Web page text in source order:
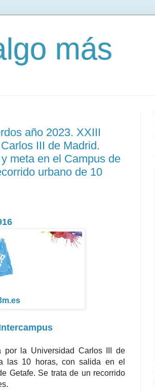
más
año 2023. XXIII
III de Madrid.
meta en el Campus de
urbano de 10
por la Universidad Carlos III de
las 10 horas, con salida en el
Getafe. Se trata de un recorrido